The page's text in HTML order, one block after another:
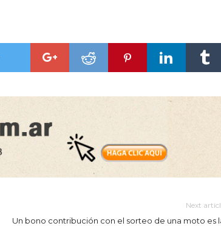
Next
Un bono contribución con el sorteo de una moto es